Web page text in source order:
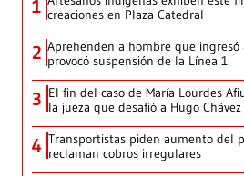
1 creaciones en Plaza Catedral
2 Aprehenden a hombre que ingresó
provocó suspensión de la Línea 1
3 El fin del caso de María Lourdes
la jueza que desafió a Hugo Chávez
4 Transportistas piden aumento del
reclaman cobros irregulares